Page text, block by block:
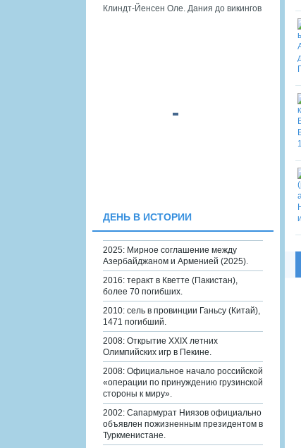
Клиндт-Йенсен Оле. Дания до викингов
ДЕНЬ В ИСТОРИИ
2025: Мирное соглашение между
Азербайджаном и Арменией (2025).
2016: теракт в Кветте (Пакистан),
более 70 погибших.
2010: сель в провинции Ганьсу (Китай),
1471 погибший.
2008: Открытие XXIX летних
Олимпийских игр в Пекине.
2008: Официальное начало российской
«операции по принуждению грузинской
стороны к миру».
2002: Сапармурат Ниязов официально
объявлен пожизненным президентом в
Туркменистане.